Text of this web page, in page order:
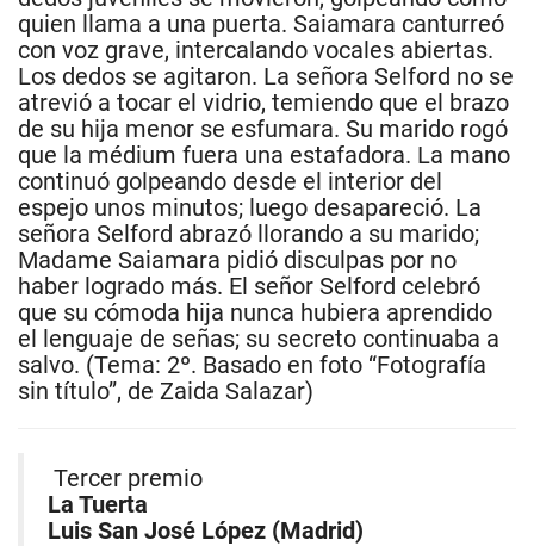
quien llama a una puerta. Saiamara canturreó
con voz grave, intercalando vocales abiertas.
Los dedos se agitaron. La señora Selford no se
atrevió a tocar el vidrio, temiendo que el brazo
de su hija menor se esfumara. Su marido rogó
que la médium fuera una estafadora. La mano
continuó golpeando desde el interior del
espejo unos minutos; luego desapareció. La
señora Selford abrazó llorando a su marido;
Madame Saiamara pidió disculpas por no
haber logrado más. El señor Selford celebró
que su cómoda hija nunca hubiera aprendido
el lenguaje de señas; su secreto continuaba a
salvo. (Tema: 2º. Basado en foto “Fotografía
sin título”, de Zaida Salazar)
Tercer premio
La Tuerta
Luis San José López (Madrid)